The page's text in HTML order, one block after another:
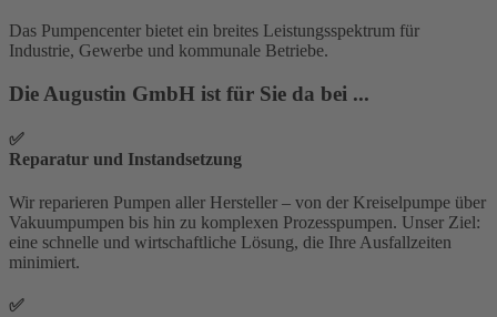
Das Pumpencenter bietet ein breites Leistungsspektrum für
Industrie, Gewerbe und kommunale Betriebe.
Die Augustin GmbH ist für Sie da bei ...
✅
Reparatur und Instandsetzung
Wir reparieren Pumpen aller Hersteller – von der Kreiselpumpe über
Vakuumpumpen bis hin zu komplexen Prozesspumpen. Unser Ziel:
eine schnelle und wirtschaftliche Lösung, die Ihre Ausfallzeiten
minimiert.
✅